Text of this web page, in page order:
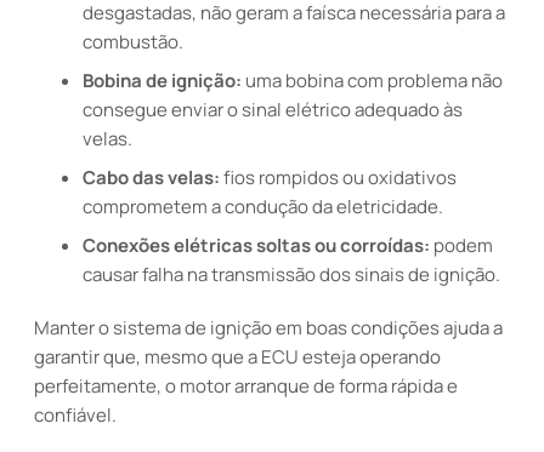
desgastadas, não geram a faísca necessária para a
combustão.
Bobina de ignição: uma bobina com problema não
consegue enviar o sinal elétrico adequado às
velas.
Cabo das velas:fios rompidos ou oxidativos
comprometem a condução da eletricidade.
Conexões elétricas soltas ou corroídas: podem
causar falha na transmissão dos sinais de ignição.
Manter o sistema de ignição em boas condições ajuda a
garantir que, mesmo que a ECU esteja operando
perfeitamente, o motor arranque de forma rápida e
confiável.